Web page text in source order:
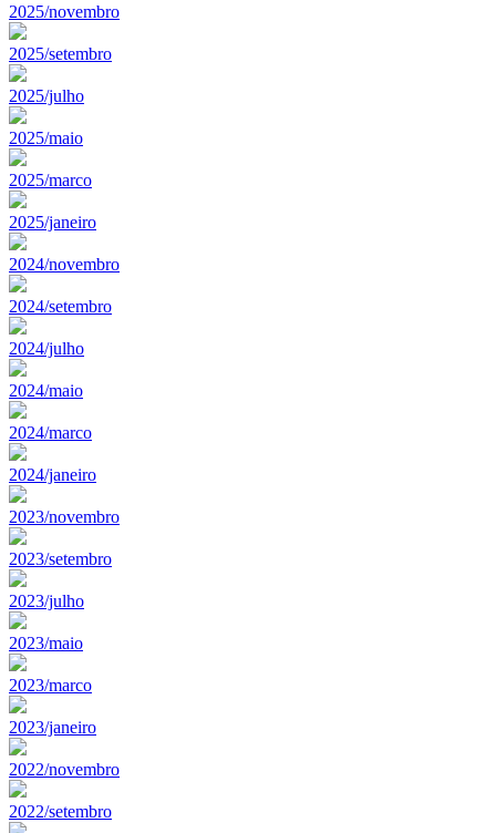
2025/novembro
2025/setembro
2025/julho
2025/maio
2025/marco
2025/janeiro
2024/novembro
2024/setembro
2024/julho
2024/maio
2024/marco
2024/janeiro
2023/novembro
2023/setembro
2023/julho
2023/maio
2023/marco
2023/janeiro
2022/novembro
2022/setembro